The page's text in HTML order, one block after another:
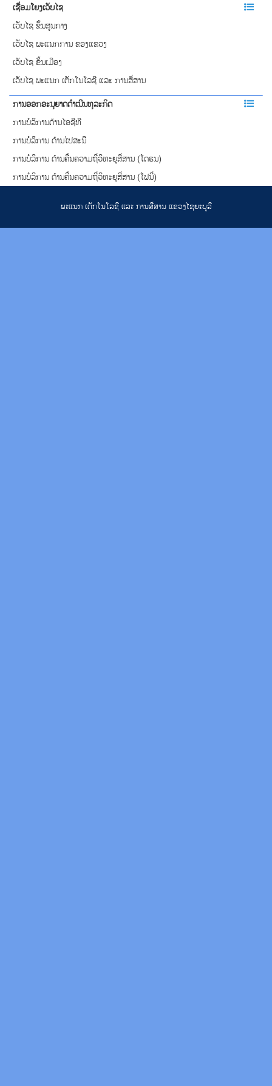
ເຊື່ອມໂຍງເວັບໄຊ
ເວັບໄຊ ຂັ້ນສູນກາງ
ເວັບໄຊ ພະແນກການ ຂອງແຂວງ
ເວັບໄຊ ຂັ້ນເມືອງ
ເວັບໄຊ ພະແນກ ເຕັກໂນໂລຊີ ແລະ ການສື່ສານ
ການອອກອະນຸຍາດດຳເນີນທຸລະກິດ
ການບໍລິການດ້ານໄອຊີທີ
ການບໍລິການ ດ້ານໄປສະນີ
ການບໍລິການ ດ້ານຄື້ນຄວາມຖີ່ວິທະຍຸສື່ສານ (ໂດຣນ)
ການບໍລິການ ດ້ານຄື້ນຄວາມຖີ່ວິທະຍຸສື່ສານ (ໂຟນີ່)
ພະແນກ ເຕັກໂນໂລຊີ ແລະ ການສື່ສານ ແຂວງໄຊຍະບູລີ